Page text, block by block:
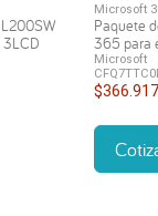
Microsoft
Paquete
365 para
Microsoft
$366.917